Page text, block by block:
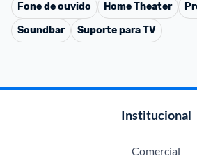
Fone de ouvido
Home Theater
Soundbar
Suporte para TV
Institucional
Comercial